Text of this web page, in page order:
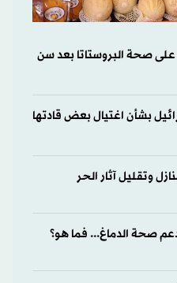
صحة البروستاتا بعد سن
بشأن اغتيال بعض قادتها
وتقليل آثار الحر
صحة الدماغ... فما هو؟